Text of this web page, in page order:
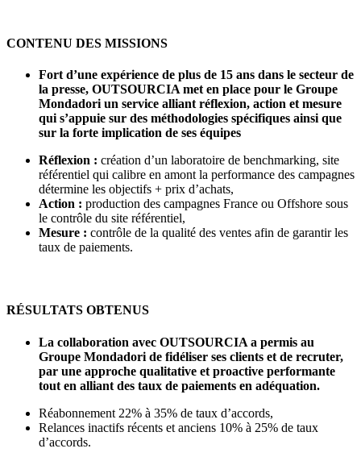
CONTENU DES MISSIONS
Fort d’une expérience de plus de 15 ans dans le secteur de
la presse, OUTSOURCIA met en place pour le Groupe
Mondadori un service alliant réflexion, action et mesure
qui s’appuie sur des méthodologies spécifiques ainsi que
sur la forte implication de ses équipes
Réflexion : création d’un laboratoire de benchmarking, site
référentiel qui calibre en amont la performance des campagnes
détermine les objectifs + prix d’achats,
Action : production des campagnes France ou Offshore sous
le contrôle du site référentiel,
Mesure : contrôle de la qualité des ventes afin de garantir les
taux de paiements.
RÉSULTATS OBTENUS
La collaboration avec OUTSOURCIA a permis au
Groupe Mondadori de fidéliser ses clients et de recruter,
par une approche qualitative et proactive performante
tout en alliant des taux de paiements en adéquation.
Réabonnement 22% à 35% de taux d’accords,
Relances inactifs récents et anciens 10% à 25% de taux
d’accords.